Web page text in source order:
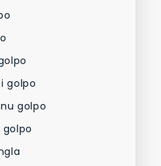
golpo
golpo